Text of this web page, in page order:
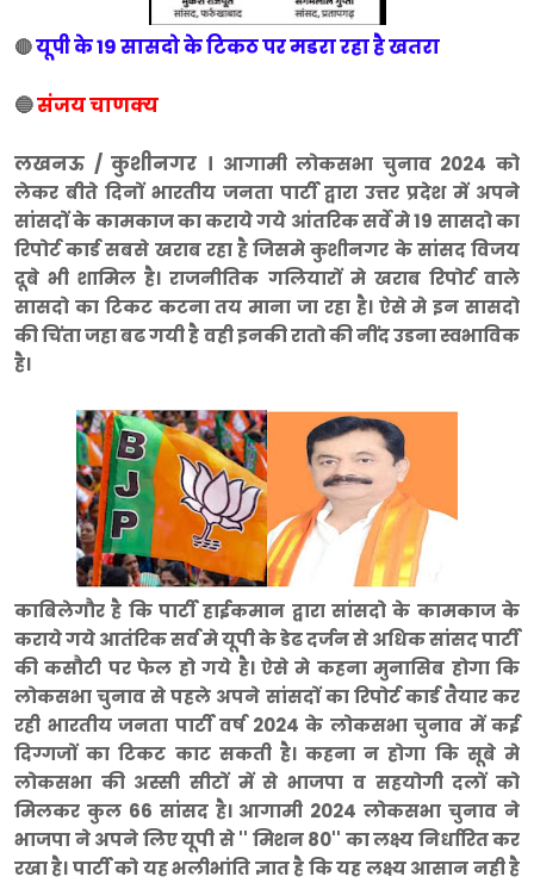
🔴यूपी के 19 सासदो के टिकठ पर मडरा रहा है खतरा
🔵संजय चाणक्य
लखनऊ / कुशीनगर । आगामी लोकसभा चुनाव 2024 को
लेकर बीते दिनों भारतीय जनता पार्टी द्वारा उत्तर प्रदेश में अपने
सांसदों के कामकाज का कराये गये आंतरिक सर्वे मे 19 सासदो का
रिपोर्ट कार्ड सबसे खराब रहा है जिसमे कुशीनगर के सांसद विजय
दूबे भी शामिल है। राजनीतिक गलियारों मे खराब रिपोर्ट वाले
सासदो का टिकट कटना तय माना जा रहा है। ऐसे मे इन सासदो
की चिंता जहा बढ गयी है वही इनकी रातो की नींद उडना स्वभाविक
है।
काबिलेगौर है कि पार्टी हाईकमान द्वारा सांसदो के कामकाज के
कराये गये आतंरिक सर्व मे यूपी के डेढ दर्जन से अधिक सांसद पार्टी
की कसौटी पर फेल हो गये है। ऐसे मे कहना मुनासिब होगा कि
लोकसभा चुनाव से पहले अपने सांसदों का रिपोर्ट कार्ड तैयार कर
रही भारतीय जनता पार्टी वर्ष 2024 के लोकसभा चुनाव में कई
दिग्गजों का टिकट काट सकती है। कहना न होगा कि सूबे मे
लोकसभा की अस्सी सीटों में से भाजपा व सहयोगी दलों को
मिलकर कुल 66 सांसद है। आगामी 2024 लोकसभा चुनाव ने
भाजपा ने अपने लिए यूपी से '' मिशन 80'' का लक्ष्य निर्धारित कर
रखा है। पार्टी को यह भलीभांति ज्ञात है कि यह लक्ष्य आसान नही है